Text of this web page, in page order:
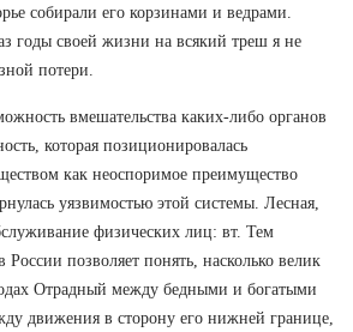
собирали его корзинами и ведрами.
годы своей жизни на всякий треш я не
потери.
вмешательства каких-либо органов
которая позиционировалась
как неоспоримое преимущество
уязвимостью этой системы. Лесная,
физических лиц: вт. Тем
России позволяет понять, насколько велик
Отрадный между бедными и богатыми
движения в сторону его нижней границе,